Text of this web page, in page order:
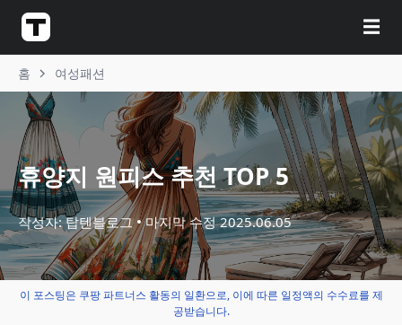
☰
홈 여성패션
휴양지 원피스 추천 TOP 5
작성자: 탑텐블로그 마지막 수정2025.06.05
이 포스팅은 쿠팡 파트너스 활동의 일환으로, 이에 따른 일정액의 수수료를 제
공받습니다.